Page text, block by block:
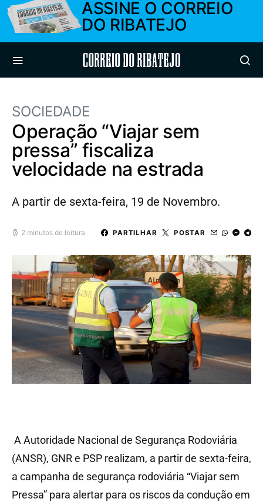
ASSINE O CORREIO
DO RIBATEJO
Correio do Ribatejo
SOCIEDADE
Operação “Viajar sem
pressa” fiscaliza
velocidade na estrada
A partir de sexta-feira, 19 de Novembro.
2 minutos de leitura PARTILHAR POSTAR
A Autoridade Nacional de Segurança Rodoviária
(ANSR), GNR e PSP realizam, a partir de sexta-feira,
a campanha de segurança rodoviária “Viajar sem
Pressa” para alertar para os riscos da condução em